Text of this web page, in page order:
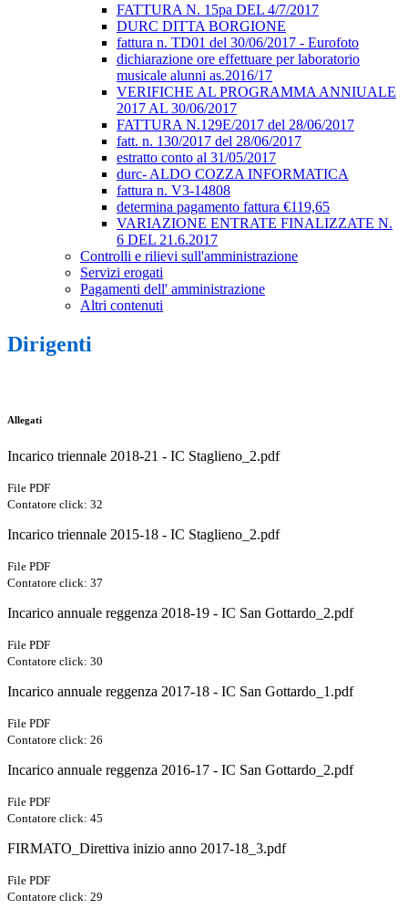
FATTURA N. 15pa DEL 4/7/2017
DURC DITTA BORGIONE
fattura n. TD01 del 30/06/2017 - Eurofoto
dichiarazione ore effettuare per laboratorio
musicale alunni as.2016/17
VERIFICHE AL PROGRAMMA ANNIUALE
2017 AL 30/06/2017
FATTURA N.129E/2017 del 28/06/2017
fatt. n. 130/2017 del 28/06/2017
estratto conto al 31/05/2017
durc- ALDO COZZA INFORMATICA
fattura n. V3-14808
determina pagamento fattura €119,65
VARIAZIONE ENTRATE FINALIZZATE N.
6 DEL 21.6.2017
Controlli e rilievi sull'amministrazione
Servizi erogati
Pagamenti dell' amministrazione
Altri contenuti
Dirigenti
Allegati
Incarico triennale 2018-21 - IC Staglieno_2.pdf
File PDF
Contatore click: 32
Incarico triennale 2015-18 - IC Staglieno_2.pdf
File PDF
Contatore click: 37
Incarico annuale reggenza 2018-19 - IC San Gottardo_2.pdf
File PDF
Contatore click: 30
Incarico annuale reggenza 2017-18 - IC San Gottardo_1.pdf
File PDF
Contatore click: 26
Incarico annuale reggenza 2016-17 - IC San Gottardo_2.pdf
File PDF
Contatore click: 45
FIRMATO_Direttiva inizio anno 2017-18_3.pdf
File PDF
Contatore click: 29